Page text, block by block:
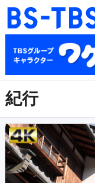
BS-TBS
ドラマ
紀行
教養
音楽
アニメ
紀行